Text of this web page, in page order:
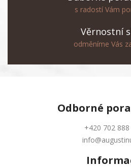
s radostí Vám
Věrnostní
odměníme Vás
Odborné
+420 702 888